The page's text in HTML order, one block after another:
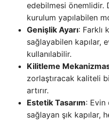
edebilmesi önemlidir.
kurulum yapılabilen
Genişlik Ayarı: Farklı
sağlayabilen kapılar,
kullanılabilir.
Kilitleme
zorlaştıracak kaliteli
artırır.
Estetik Tasarım: Evin
sağlayan şık kapılar,